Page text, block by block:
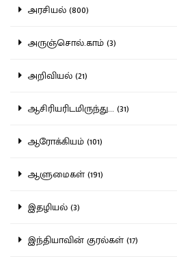
அரசியல் (800)
அருஞ்சொல்.காம் (3)
அறிவியல் (21)
ஆசிரியரிடமிருந்து... (31)
ஆரோக்கியம் (101)
ஆளுமைகள் (191)
இதழியல் (3)
இந்தியாவின் குரல்கள் (17)